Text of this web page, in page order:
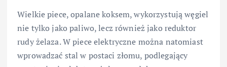
Wielkie piece, opalane koksem, wykorzystują węgiel
nie tylko jako paliwo, lecz również jako reduktor
rudy żelaza. W piece elektryczne można natomiast
wprowadzać stal w postaci złomu, podlegający